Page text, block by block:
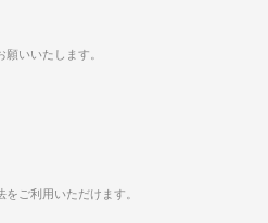
いいたします。
ご利用いただけます。